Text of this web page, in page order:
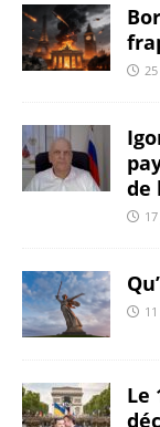
de
Le